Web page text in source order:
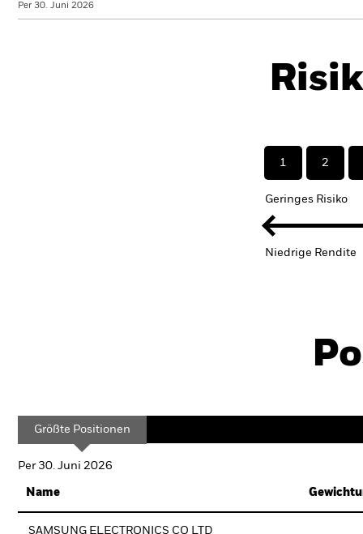
Per 30. Juni 2026
1 2
Geringes Risiko
Niedrige Rendite
Größte Positionen
Per 30. Juni 2026
Name
SAMSUNG ELECTRONICS CO LTD